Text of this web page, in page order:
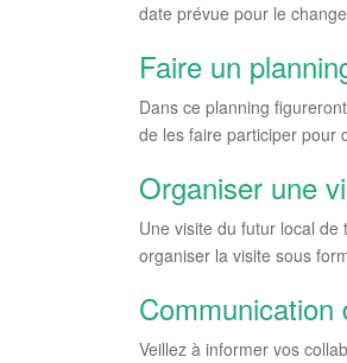
date prévue pour le
Faire un
Dans ce planning
de les faire participer pour
Organiser une
Une visite du futur local
organiser la visite sous
Communication
Veillez à informer vos